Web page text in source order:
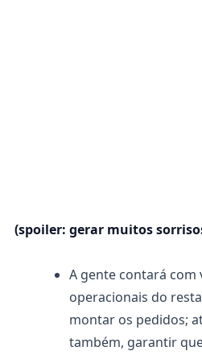
(spoiler: gerar muitos
A gente contará com
operacionais do
montar os pedidos;
também, garantir